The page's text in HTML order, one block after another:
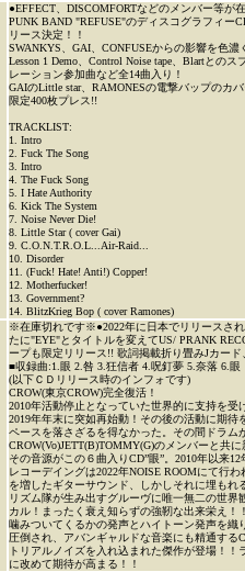
●EFFECT、DISCOMFORTなどのメンバー等が
PUNK BAND "REFUSE"のディスコグラフィー
リース決定！！
SWANKYS、GAI、CONFUSEからの影響を色
Lesson 1 Demo、Control Noise tape、Blartとのス
レーション参加曲など全14曲入り！
GAIのLittle star、RAMONESの電撃バップのカ
限定400枚プレス!!
TRACKLIST:
1. Intro
2. Fuck The Song
3. Intro
4. The Fuck Song
5. I Hate Authority
6. Kick The System
7. Noise Never Die!
8. Little Star ( cover Gai)
9. C.O.N.T.R.O.L...Air-Raid...
10. Disorder
11. (Fuck! Hate! Anti!) Copper!
12. Motherfucker!
13. Government?
14. BlitzKrieg Bop ( cover Ramones)
※在庫切れです※●2022年に日本でリリースさ
たに"EYE"とタイトルを変えてUS/ PRANK
ープも限定リリース!! 歌詞掲載折り畳みJカード
■収録曲:1.眼 2.咎 3.狂信者 4.呪釘夢 5.奈落 6.眼
(以下ＣＤリリース時のインフォです)
CROW(東京CROW)完全復活！
2010年活動停止となっていた世界的に支持を受
2019年年末に突如再始動！その後の活動に期
ペースを落さざるを得なかった。その間ドラム
CROW(Vo)JETT(B)TOMMY(G)のメンバーと共に
その音源がこの６曲入りCD”眼”。2010年以来
レコーデイングは2022年NOISE ROOMにて行
を増したギターサウンド、しかしそれに埋もれ
リズム隊が生み出すグルーヴに唯一無二の世界
カル！まったく衰え知らずの強靭な出来栄え！！
噛みついてくるかの発声とハイトーン発声を織
圧倒され、アバンギャルドな音楽にも精通する
トリアルノイズを入れ込まれた傑作が登場！
に改めて期待が高まる！！